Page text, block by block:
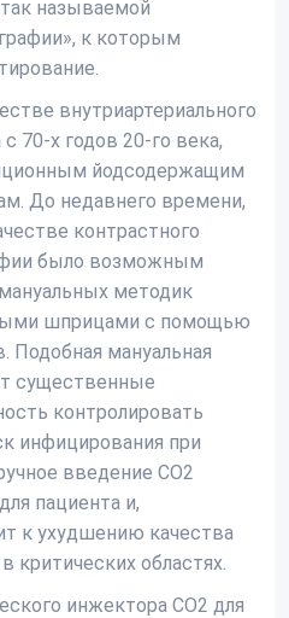
называемой
к которым
внутриартериального
70-х годов 20-го века,
йодсодержащим
До недавнего времени,
контрастного
было возможным
методик
шприцами с помощью
Подобная мануальная
существенные
контролировать
инфицирования при
введение СО2
пациента и,
к ухудшению качества
критических областях.
инжектора СО2 для